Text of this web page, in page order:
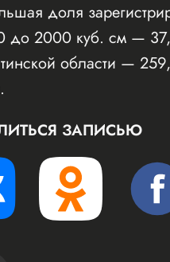
доля
до 2000 куб. см —
области —
ЗАПИСЬЮ